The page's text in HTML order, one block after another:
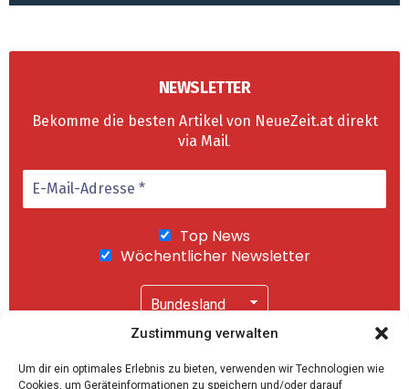
Zustimmung verwalten
Um dir ein optimales Erlebnis zu bieten, verwenden wir Technologien wie
Cookies, um Geräteinformationen zu speichern und/oder darauf
NEWSLETTER
Bekomme die besten Artikel von NeueZeit.at direkt
via Mail.
Top News
Wöchentlicher Newsletter
"Abonnieren" akzeptierst Du unsere